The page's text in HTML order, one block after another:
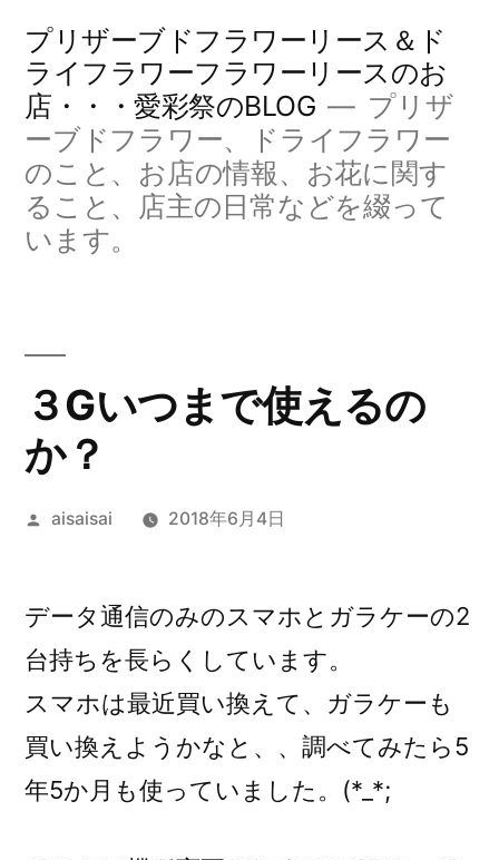
プリザーブドフラワーリース＆ド
ライフラワーフラワーリースのお
店・・・愛彩祭のBLOG
プリザ
ーブドフラワー、ドライフラワー
のこと、お店の情報、お花に関す
ること、店主の日常などを綴って
います。
３Gいつまで使えるの
か？
投
aisaisai 2018年6月4日
データ通信のみのスマホとガラケーの2
台持ちを長らくしています。
スマホは最近買い換えて、ガラケーも
買い換えようかなと、、調べてみたら5
年5か月も使っていました。(*_*;